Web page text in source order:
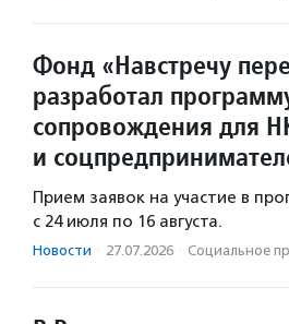
Фонд «Навстречу
разработал
сопровождения для
и
Прием заявок на участие в
с 24 июля по 16 августа.
Новости · 27.07.2026 · Социальное